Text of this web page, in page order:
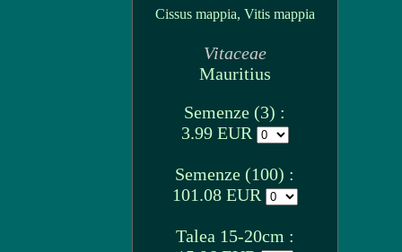
Cissus mappia, Vitis mappia
Vitaceae
Mauritius
Semenze (3) :
3.99 EUR
Semenze (100) :
101.08 EUR
Talea 15-20cm :